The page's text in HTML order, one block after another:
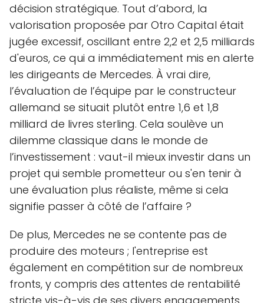
décision stratégique. Tout d’abord, la
valorisation proposée par Otro Capital était
jugée excessif, oscillant entre 2,2 et 2,5 milliards
d'euros, ce qui a immédiatement mis en alerte
les dirigeants de Mercedes. À vrai dire,
l’évaluation de l’équipe par le constructeur
allemand se situait plutôt entre 1,6 et 1,8
milliard de livres sterling. Cela soulève un
dilemme classique dans le monde de
l’investissement : vaut-il mieux investir dans un
projet qui semble prometteur ou s'en tenir à
une évaluation plus réaliste, même si cela
signifie passer à côté de l’affaire ?
De plus, Mercedes ne se contente pas de
produire des moteurs ; l'entreprise est
également en compétition sur de nombreux
fronts, y compris des attentes de rentabilité